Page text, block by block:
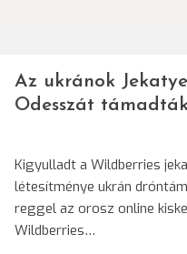
Az ukránok
Odesszát
Kigyulladt a Wildberries
létesítménye ukrán
reggel az orosz online
Wildberries…